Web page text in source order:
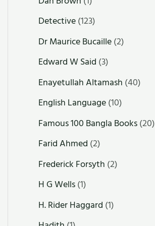
Detective(123)
Dr Maurice Bucaille(2)
Edward W Said (3)
Enayetullah Altamash (40)
English Language(10)
Famous 100 Bangla Books(20)
Farid Ahmed (2)
Frederick Forsyth (2)
H G Wells(1)
H. Rider Haggard (1)